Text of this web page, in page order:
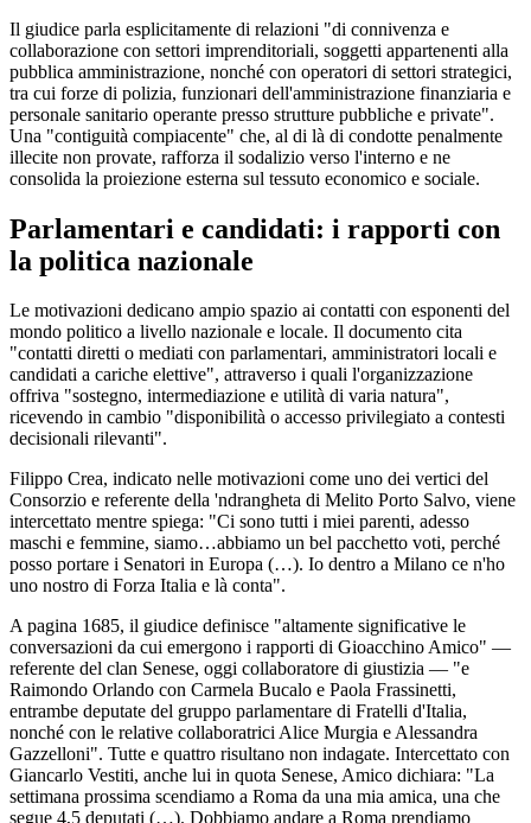
Il giudice parla esplicitamente di relazioni "di connivenza e
collaborazione con settori imprenditoriali, soggetti appartenenti alla
pubblica amministrazione, nonché con operatori di settori strategici,
tra cui forze di polizia, funzionari dell'amministrazione finanziaria e
personale sanitario operante presso strutture pubbliche e private".
Una "contiguità compiacente" che, al di là di condotte penalmente
illecite non provate, rafforza il sodalizio verso l'interno e ne
consolida la proiezione esterna sul tessuto economico e sociale.
Parlamentari e candidati: i rapporti con
la politica nazionale
Le motivazioni dedicano ampio spazio ai contatti con esponenti del
mondo politico a livello nazionale e locale. Il documento cita
"contatti diretti o mediati con parlamentari, amministratori locali e
candidati a cariche elettive", attraverso i quali l'organizzazione
offriva "sostegno, intermediazione e utilità di varia natura",
ricevendo in cambio "disponibilità o accesso privilegiato a contesti
decisionali rilevanti".
Filippo Crea, indicato nelle motivazioni come uno dei vertici del
Consorzio e referente della 'ndrangheta di Melito Porto Salvo, viene
intercettato mentre spiega: "Ci sono tutti i miei parenti, adesso
maschi e femmine, siamo…abbiamo un bel pacchetto voti, perché
posso portare i Senatori in Europa (…). Io dentro a Milano ce n'ho
uno nostro di Forza Italia e là conta".
A pagina 1685, il giudice definisce "altamente significative le
conversazioni da cui emergono i rapporti di Gioacchino Amico" —
referente del clan Senese, oggi collaboratore di giustizia — "e
Raimondo Orlando con Carmela Bucalo e Paola Frassinetti,
entrambe deputate del gruppo parlamentare di Fratelli d'Italia,
nonché con le relative collaboratrici Alice Murgia e Alessandra
Gazzelloni". Tutte e quattro risultano non indagate. Intercettato con
Giancarlo Vestiti, anche lui in quota Senese, Amico dichiara: "La
settimana prossima scendiamo a Roma da una mia amica, una che
segue 4,5 deputati (…). Dobbiamo andare a Roma prendiamo